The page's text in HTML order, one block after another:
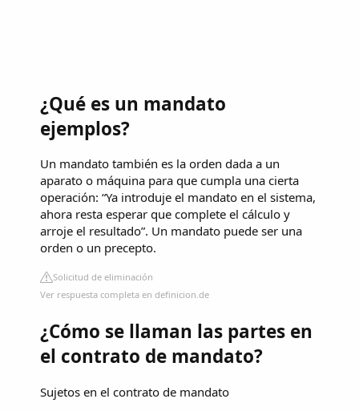
¿Qué es un mandato
ejemplos?
Un mandato también es la orden dada a un
aparato o máquina para que cumpla una cierta
operación: “Ya introduje el mandato en el sistema,
ahora resta esperar que complete el cálculo y
arroje el resultado”. Un mandato puede ser una
orden o un precepto.
Solicitud de eliminación
Ver respuesta completa en definicion.de
¿Cómo se llaman las partes en
el contrato de mandato?
Sujetos en el contrato de mandato